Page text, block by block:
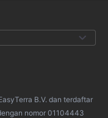
B.V. dan terdaftar
nomor 01104443